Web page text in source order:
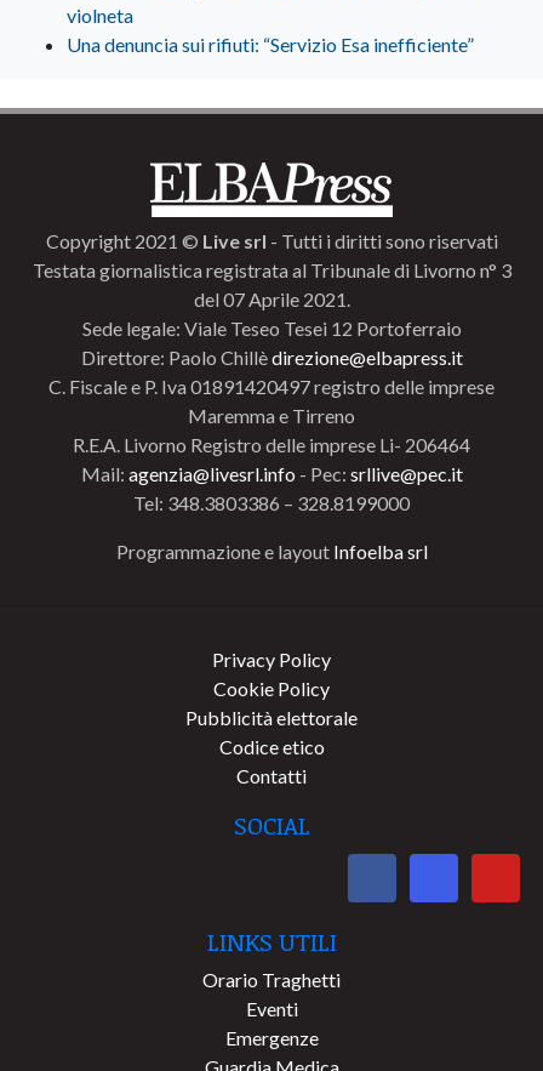
violneta
Una denuncia sui rifiuti: “Servizio Esa inefficiente”
Copyright 2021 © Live srl - Tutti i diritti sono riservati
Testata giornalistica registrata al Tribunale di Livorno n° 3
del 07 Aprile 2021.
Sede legale: Viale Teseo Tesei 12 Portoferraio
Direttore: Paolo Chillèdirezione@elbapress.it
C. Fiscale e P. Iva 01891420497 registro delle imprese
Maremma e Tirreno
R.E.A. Livorno Registro delle imprese Li- 206464
Mail: agenzia@livesrl.info - Pec: srllive@pec.it
Tel: 348.3803386 – 328.8199000
Programmazione e layout Infoelba srl
Privacy Policy
Cookie Policy
Pubblicità elettorale
Codice etico
Contatti
SOCIAL
LINKS UTILI
Orario Traghetti
Eventi
Emergenze